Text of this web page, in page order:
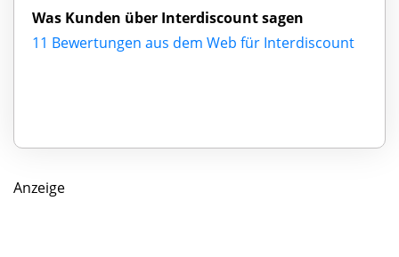
Was Kunden über Interdiscount sagen
11 Bewertungen aus dem Web für Interdiscount
Anzeige